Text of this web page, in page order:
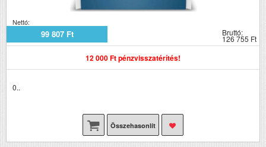
Nettó:
99 807 Ft Bruttó:
126 755 Ft
12 000 Ft pénzvisszatérítés!
0..
Összehasonlít